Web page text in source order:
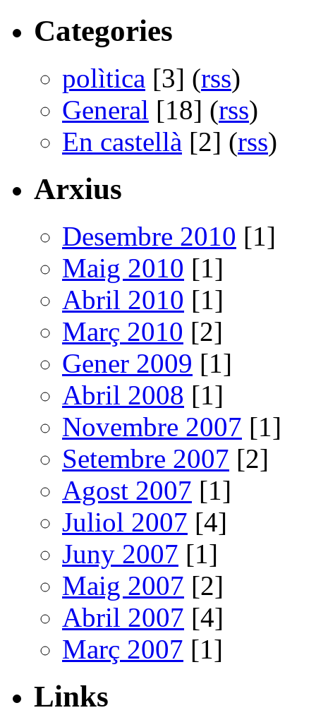
Categories
polìtica [3] (rss)
General [18] (rss)
En castellà [2] (rss)
Arxius
Desembre 2010 [1]
Maig 2010 [1]
Abril 2010 [1]
Març 2010 [2]
Gener 2009 [1]
Abril 2008 [1]
Novembre 2007 [1]
Setembre 2007 [2]
Agost 2007 [1]
Juliol 2007 [4]
Juny 2007 [1]
Maig 2007 [2]
Abril 2007 [4]
Març 2007 [1]
Links